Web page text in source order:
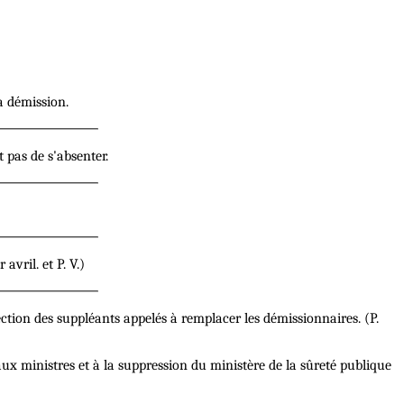
démission.
de s'absenter.
avril. et P. V.)
des suppléants appelés à remplacer les démissionnaires. (P.
ministres et à la suppression du ministère de la sûreté publique